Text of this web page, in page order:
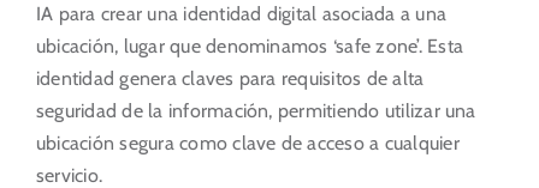
Contacto
Portal del Inversor
ES
IA para crear una identidad digital asociada a una
ubicación, lugar que denominamos ‘safe zone’. Esta
identidad genera claves para requisitos de alta
seguridad de la información, permitiendo utilizar una
ubicación segura como clave de acceso a cualquier
servicio.